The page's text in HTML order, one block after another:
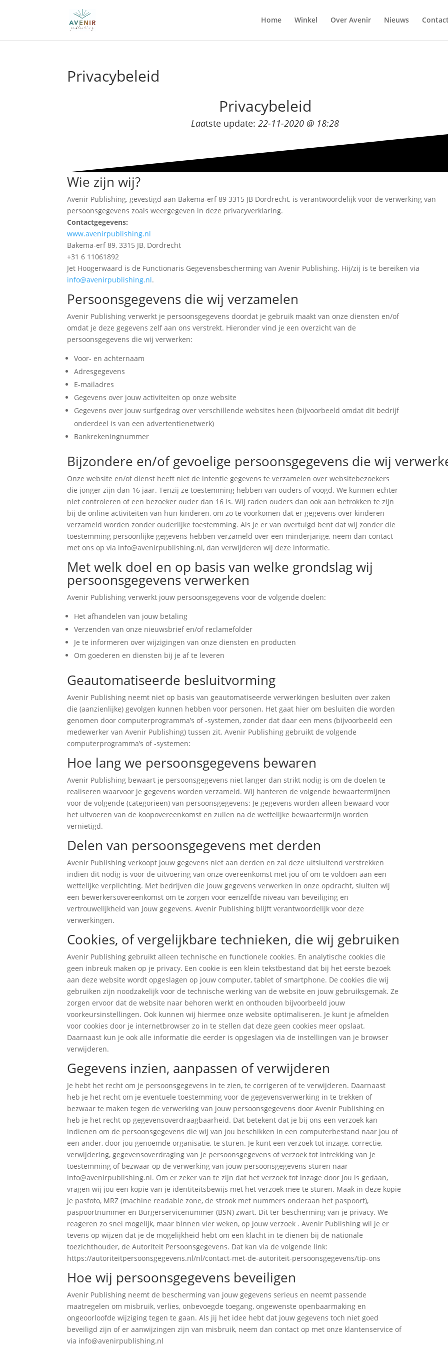
Home Winkel Over Avenir Nieuws
Privacybeleid
Privacybeleid
Laatste update:22-11-2020 @ 18:28
Wie zijn wij?
Avenir Publishing, gevestigd aan Bakema-erf 89 3315 JB Dordrecht, is verantwoordelijk voor de verwerking van
persoonsgegevens zoals weergegeven in deze privacyverklaring.
Contactgegevens:
www.avenirpublishing.nl
Bakema-erf 89, 3315 JB, Dordrecht
+31 6 11061892
Jet Hoogerwaard is de Functionaris Gegevensbescherming van Avenir Publishing. Hij/zij is te bereiken via
info@avenirpublishing.nl.
Persoonsgegevens die wij verzamelen
Avenir Publishing verwerkt je persoonsgegevens doordat je gebruik maakt van onze diensten en/of
omdat je deze gegevens zelf aan ons verstrekt. Hieronder vind je een overzicht van de
persoonsgegevens die wij verwerken:
Voor- en achternaam
Adresgegevens
E-mailadres
Gegevens over jouw activiteiten op onze website
Gegevens over jouw surfgedrag over verschillende websites heen (bijvoorbeeld omdat dit bedrijf
onderdeel is van een advertentienetwerk)
Bankrekeningnummer
Bijzondere en/of gevoelige persoonsgegevens die wij
Onze website en/of dienst heeft niet de intentie gegevens te verzamelen over websitebezoekers
die jonger zijn dan 16 jaar. Tenzij ze toestemming hebben van ouders of voogd. We kunnen echter
niet controleren of een bezoeker ouder dan 16 is. Wij raden ouders dan ook aan betrokken te zijn
bij de online activiteiten van hun kinderen, om zo te voorkomen dat er gegevens over kinderen
verzameld worden zonder ouderlijke toestemming. Als je er van overtuigd bent dat wij zonder die
toestemming persoonlijke gegevens hebben verzameld over een minderjarige, neem dan contact
met ons op via info@avenirpublishing.nl, dan verwijderen wij deze informatie.
Met welk doel en op basis van welke grondslag wij
persoonsgegevens verwerken
Avenir Publishing verwerkt jouw persoonsgegevens voor de volgende doelen:
Het afhandelen van jouw betaling
Verzenden van onze nieuwsbrief en/of reclamefolder
Je te informeren over wijzigingen van onze diensten en producten
Om goederen en diensten bij je af te leveren
Geautomatiseerde besluitvorming
Avenir Publishing neemt niet op basis van geautomatiseerde verwerkingen besluiten over zaken
die (aanzienlijke) gevolgen kunnen hebben voor personen. Het gaat hier om besluiten die worden
genomen door computerprogramma’s of -systemen, zonder dat daar een mens (bijvoorbeeld een
medewerker van Avenir Publishing) tussen zit. Avenir Publishing gebruikt de volgende
computerprogramma’s of -systemen:
Hoe lang we persoonsgegevens bewaren
Avenir Publishing bewaart je persoonsgegevens niet langer dan strikt nodig is om de doelen te
realiseren waarvoor je gegevens worden verzameld. Wij hanteren de volgende bewaartermijnen
voor de volgende (categorieën) van persoonsgegevens: Je gegevens worden alleen bewaard voor
het uitvoeren van de koopovereenkomst en zullen na de wettelijke bewaartermijn worden
vernietigd.
Delen van persoonsgegevens met derden
Avenir Publishing verkoopt jouw gegevens niet aan derden en zal deze uitsluitend verstrekken
indien dit nodig is voor de uitvoering van onze overeenkomst met jou of om te voldoen aan een
wettelijke verplichting. Met bedrijven die jouw gegevens verwerken in onze opdracht, sluiten wij
een bewerkersovereenkomst om te zorgen voor eenzelfde niveau van beveiliging en
vertrouwelijkheid van jouw gegevens. Avenir Publishing blijft verantwoordelijk voor deze
verwerkingen.
Cookies, of vergelijkbare technieken, die wij gebruiken
Avenir Publishing gebruikt alleen technische en functionele cookies. En analytische cookies die
geen inbreuk maken op je privacy. Een cookie is een klein tekstbestand dat bij het eerste bezoek
aan deze website wordt opgeslagen op jouw computer, tablet of smartphone. De cookies die wij
gebruiken zijn noodzakelijk voor de technische werking van de website en jouw gebruiksgemak. Ze
zorgen ervoor dat de website naar behoren werkt en onthouden bijvoorbeeld jouw
voorkeursinstellingen. Ook kunnen wij hiermee onze website optimaliseren. Je kunt je afmelden
voor cookies door je internetbrowser zo in te stellen dat deze geen cookies meer opslaat.
Daarnaast kun je ook alle informatie die eerder is opgeslagen via de instellingen van je browser
verwijderen.
Gegevens inzien, aanpassen of verwijderen
Je hebt het recht om je persoonsgegevens in te zien, te corrigeren of te verwijderen. Daarnaast
heb je het recht om je eventuele toestemming voor de gegevensverwerking in te trekken of
bezwaar te maken tegen de verwerking van jouw persoonsgegevens door Avenir Publishing en
heb je het recht op gegevensoverdraagbaarheid. Dat betekent dat je bij ons een verzoek kan
indienen om de persoonsgegevens die wij van jou beschikken in een computerbestand naar jou of
een ander, door jou genoemde organisatie, te sturen. Je kunt een verzoek tot inzage, correctie,
verwijdering, gegevensoverdraging van je persoonsgegevens of verzoek tot intrekking van je
toestemming of bezwaar op de verwerking van jouw persoonsgegevens sturen naar
info@avenirpublishing.nl. Om er zeker van te zijn dat het verzoek tot inzage door jou is gedaan,
vragen wij jou een kopie van je identiteitsbewijs met het verzoek mee te sturen. Maak in deze kopie
je pasfoto, MRZ (machine readable zone, de strook met nummers onderaan het paspoort),
paspoortnummer en Burgerservicenummer (BSN) zwart. Dit ter bescherming van je privacy. We
reageren zo snel mogelijk, maar binnen vier weken, op jouw verzoek . Avenir Publishing wil je er
tevens op wijzen dat je de mogelijkheid hebt om een klacht in te dienen bij de nationale
toezichthouder, de Autoriteit Persoonsgegevens. Dat kan via de volgende link:
https://autoriteitpersoonsgegevens.nl/nl/contact-met-de-autoriteit-persoonsgegevens/tip-ons
Hoe wij persoonsgegevens beveiligen
Avenir Publishing neemt de bescherming van jouw gegevens serieus en neemt passende
maatregelen om misbruik, verlies, onbevoegde toegang, ongewenste openbaarmaking en
ongeoorloofde wijziging tegen te gaan. Als jij het idee hebt dat jouw gegevens toch niet goed
beveiligd zijn of er aanwijzingen zijn van misbruik, neem dan contact op met onze klantenservice of
via info@avenirpublishing.nl